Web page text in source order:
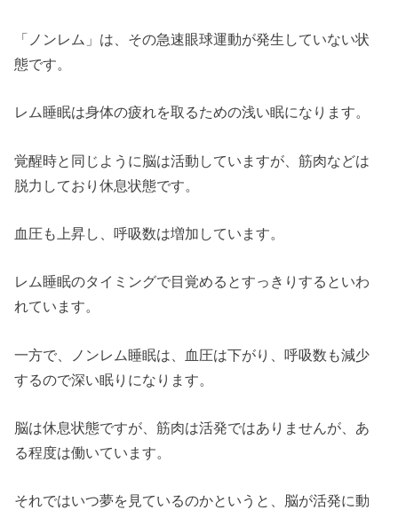
「ノンレム」は、その急速眼球運動が発生していない状
態です。
レム睡眠は身体の疲れを取るための浅い眠になります。
覚醒時と同じように脳は活動していますが、筋肉などは
脱力しており休息状態です。
血圧も上昇し、呼吸数は増加しています。
レム睡眠のタイミングで目覚めるとすっきりするといわ
れています。
一方で、ノンレム睡眠は、血圧は下がり、呼吸数も減少
するので深い眠りになります。
脳は休息状態ですが、筋肉は活発ではありませんが、あ
る程度は働いています。
それではいつ夢を見ているのかというと、脳が活発に動